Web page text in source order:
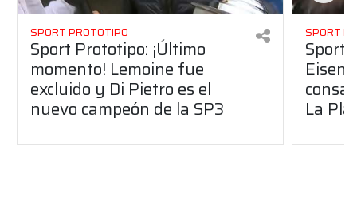
SPORT PROTOTIPO
Sport Prototipo: ¡Último
momento! Lemoine fue
excluido y Di Pietro es el
nuevo campeón de la SP3
SPORT
Sport
La